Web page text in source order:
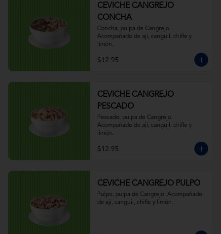
CEVICHE CANGREJO
CONCHA
Concha, pulpa de Cangrejo.
Acompañado de ají, canguil, chifle y
limón.
$12.95
CEVICHE CANGREJO
PESCADO
Pescado, pulpa de Cangrejo.
Acompañado de ají, canguil, chifle y
limón.
$12.95
CEVICHE CANGREJO PULPO
Pulpo, pulpa de Cangrejo. Acompañado
de ají, canguil, chifle y limón.